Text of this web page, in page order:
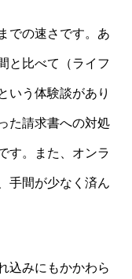
での速さです。あ
と比べて（ライフ
いう体験談があり
た請求書への対処
す。また、オンラ
手間が少なく済ん
込みにもかかわら